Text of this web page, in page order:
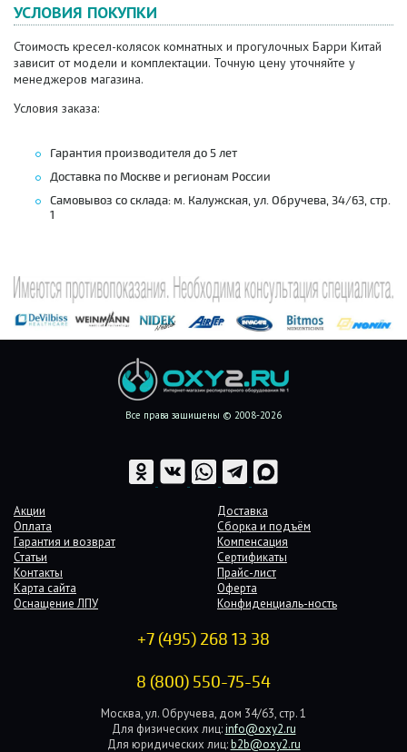
УСЛОВИЯ ПОКУПКИ
Стоимость кресел-колясок комнатных и прогулочных Барри Китай
зависит от модели и комплектации. Точную цену уточняйте у
менеджеров магазина.
Условия заказа:
Гарантия производителя до 5 лет
Доставка по Москве и регионам России
Самовывоз со склада: м. Калужская, ул. Обручева, 34/63, стр.
1
Все права защищены © 2008-2026
Акции
Доставка
Оплата
Сборка и подъём
Гарантия и возврат
Компенсация
Статьи
Сертификаты
Контакты
Прайс-лист
Карта сайта
Оферта
Оснащение ЛПУ
Конфиденциаль-ность
+7 (495) 268 13 38
8 (800) 550-75-54
Москва, ул. Обручева, дом 34/63, стр. 1
Для физических лиц: info@oxy2.ru
Для юридических лиц: b2b@oxy2.ru